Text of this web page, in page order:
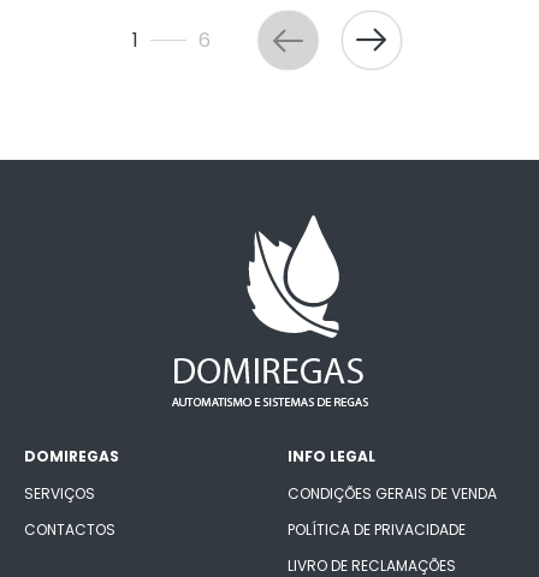
1 6
DOMIREGAS
SERVIÇOS
CONTACTOS
INFO LEGAL
CONDIÇÕES GERAIS DE VENDA
POLÍTICA DE PRIVACIDADE
LIVRO DE RECLAMAÇÕES